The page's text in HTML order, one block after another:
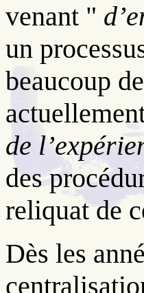
venant "
un
beaucoup
de
des
reliquat de
Dès les